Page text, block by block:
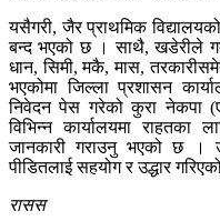
यसैगरी, जैर प्राथमिक
बन्द भएको छ । साथै, खडेरीले
धान, सिमी, मकै, मास,
भएकोमा जिल्ला प्रशासन
निवेदन पेस गरेको कुरा नेकपा
विभिन्न कार्यालयमा राहतका
जानकारी गराउनु भएको छ ।
पीडितलाई सहयोग र उद्धार
रासस